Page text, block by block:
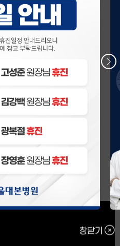
창닫기
전문의
YOUTUBE
정보를
나보세요.
로가기